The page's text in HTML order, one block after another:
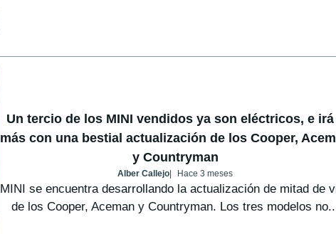
Un tercio de los MINI vendidos ya son eléctricos, e irá
más con una bestial actualización de los Cooper,
y Countryman
Alber Callejo Hace 3 meses
MINI se encuentra desarrollando la actualización de mitad de
de los Cooper, Aceman y Countryman. Los tres modelos